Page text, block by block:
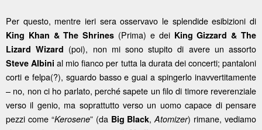
Per questo, mentre ieri sera osservavo le splendide esibizioni di
King Khan & The Shrines (Prima) e dei King Gizzard & The
Lizard Wizard (poi), non mi sono stupito di avere un assorto
Steve Albini al mio fianco per tutta la durata dei concerti; pantaloni
corti e felpa(?), sguardo basso e guai a spingerlo inavvertitamente
– no, non ci ho parlato, perché sapete un filo di timore reverenziale
verso il genio, ma soprattutto verso un uomo capace di pensare
pezzi come “Kerosene” (da Big Black,Atomizer) rimane, vediamo